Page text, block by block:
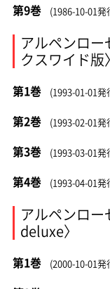
第9巻 (1986-10-01発
アルペンロー
クスワイド版〉
第1巻 (1993-01-01発
第2巻 (1993-02-01発
第3巻 (1993-03-01発
第4巻 (1993-04-01発
アルペンロ
deluxe〉
第1巻 (2000-10-01発